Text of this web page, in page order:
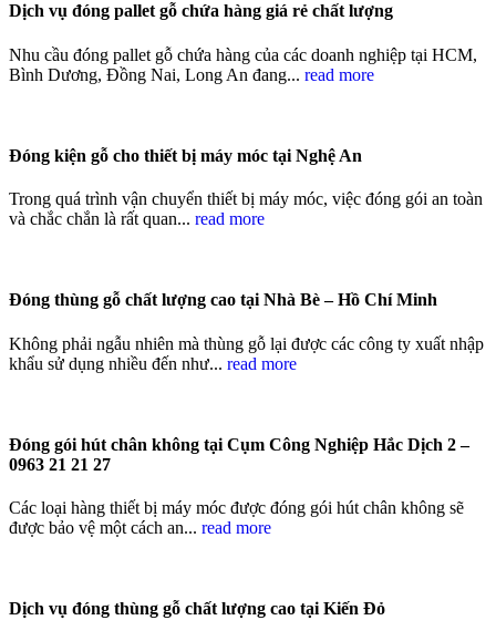
Dịch vụ đóng pallet gỗ chứa hàng giá rẻ chất lượng
Nhu cầu đóng pallet gỗ chứa hàng của các doanh nghiệp tại HCM,
Bình Dương, Đồng Nai, Long An đang... read more
Đóng kiện gỗ cho thiết bị máy móc tại Nghệ An
Trong quá trình vận chuyển thiết bị máy móc, việc đóng gói an toàn
và chắc chắn là rất quan... read more
Đóng thùng gỗ chất lượng cao tại Nhà Bè – Hồ Chí Minh
Không phải ngẫu nhiên mà thùng gỗ lại được các công ty xuất nhập
khẩu sử dụng nhiều đến như... read more
Đóng gói hút chân không tại Cụm Công Nghiệp Hắc Dịch 2 –
0963 21 21 27
Các loại hàng thiết bị máy móc được đóng gói hút chân không sẽ
được bảo vệ một cách an... read more
Dịch vụ đóng thùng gỗ chất lượng cao tại Kiến Đỏ